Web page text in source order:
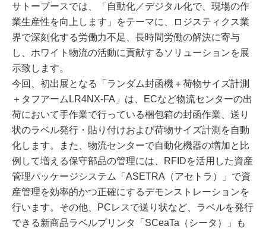
サトーブースでは、「自動化／デジタル化で、現場の作
業生産性を向上します」をテーマに、ロジスティクス業
界で深刻化する労働力不足、長時間労働の解決に寄与
し、ホワイト物流の活動に貢献するソリューションを展
示致します。
今回、初出展となる「ランダム封函機＋荷物サイズ計測
＋タフアームLR4NX-FA」は、ECなど物流センターの出
荷において手作業で行っている梱包箱の封函作業、送り
状のラベル発行・貼り付けおよび荷物サイズ計測を自動
化します。また、物流センターで自動化機器の増加と比
例して増える保守部品の管理には、RFIDを活用した資産
管理パッケージシステム「ASETRA（アセトラ）」で資
産管理を効率的かつ正確にするデモンストレーションを
行います。その他、PCレスで送り状など、ラベルを発行
できる新商品ラベルプリンタ「SCeaTa（シータ）」も